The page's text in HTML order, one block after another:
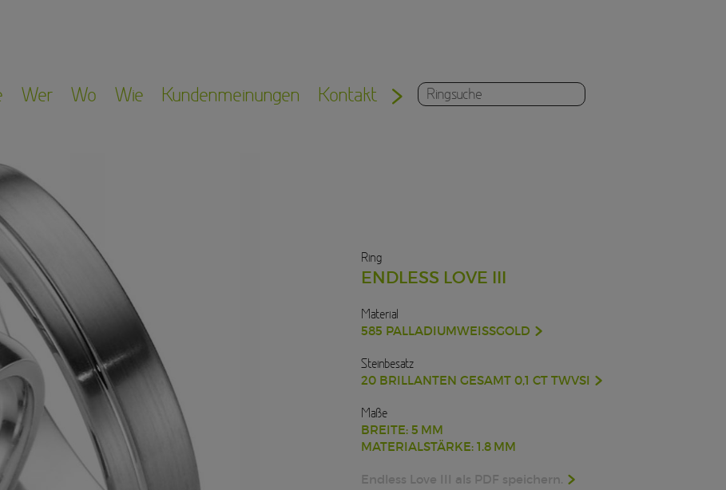
Wer Wo Wie Kundenmeinungen Kontakt
Ring
ENDLESS LOVE III
Material
585 PALLADIUMWEISSGOLD
Steinbesatz
20 BRILLANTEN GESAMT 0,1 CT TWVSI
Maße
BREITE: 5 MM
MATERIALSTÄRKE: 1.8 MM
Endless Love III als PDF speichern.